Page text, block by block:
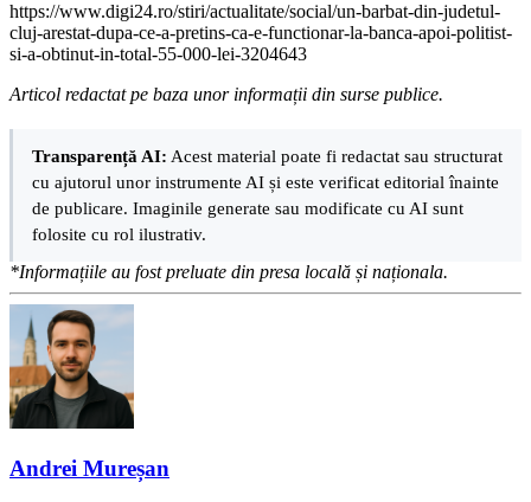
https://www.digi24.ro/stiri/actualitate/social/un-barbat-din-judetul-
cluj-arestat-dupa-ce-a-pretins-ca-e-functionar-la-banca-apoi-politist-
si-a-obtinut-in-total-55-000-lei-3204643
Articol redactat pe baza unor informații din surse publice.
Transparență AI: Acest material poate fi redactat sau structurat
cu ajutorul unor instrumente AI și este verificat editorial înainte
de publicare. Imaginile generate sau modificate cu AI sunt
folosite cu rol ilustrativ.
*Informațiile au fost preluate din presa locală și naționala.
Andrei Mureșan